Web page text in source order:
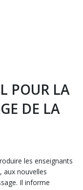
POUR LA
DE LA
les enseignants
aux nouvelles
Il informe